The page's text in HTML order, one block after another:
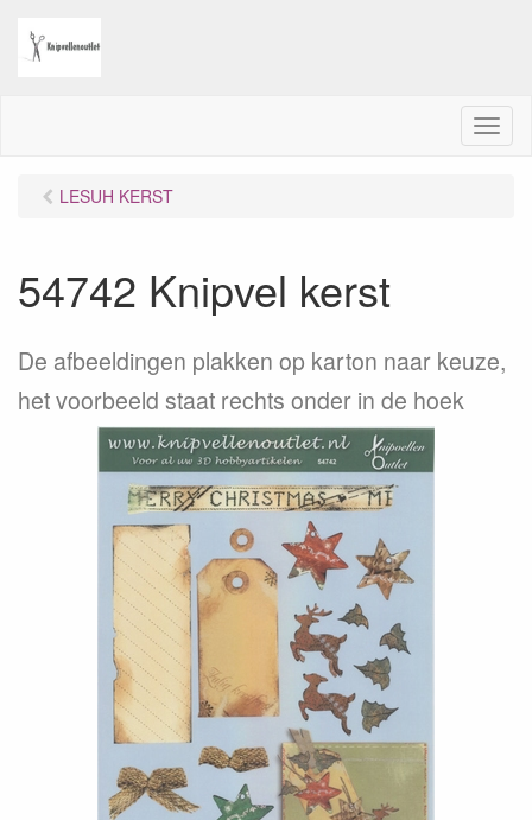
M
e
LESUH KERST
54742 Knipvel kerst
De afbeeldingen plakken op karton naar keuze,
het voorbeeld staat rechts onder in de hoek